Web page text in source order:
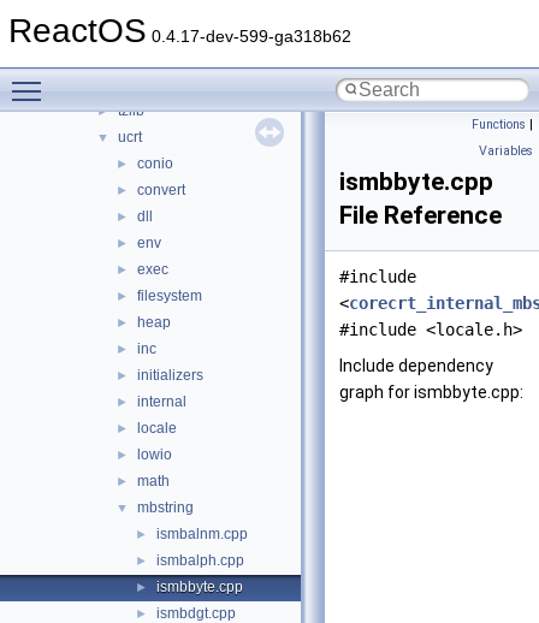
ReactOS 0.4.17-dev-599-ga318b62
► smlib
► tzlib
▼ ucrt
► conio
► convert
► dll
► env
► exec
► filesystem
► heap
► inc
► initializers
► internal
► locale
► lowio
► math
▼ mbstring
► ismbalnm.cpp
► ismbalph.cpp
► ismbbyte.cpp
► ismbdgt.cpp
Functions |
Variables
ismbbyte.cpp
File Reference
#include
<
#include <locale.h>
Include dependency
graph for ismbbyte.cpp: